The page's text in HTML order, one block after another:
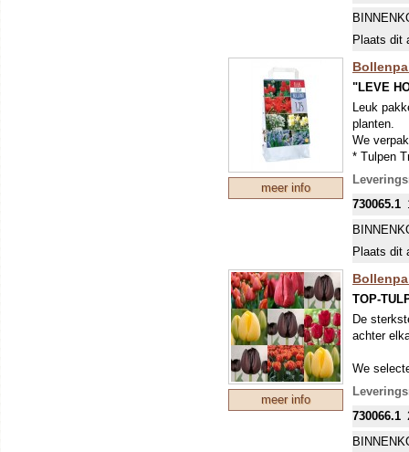
Plaats dit
meer info
"LEVE
Leuk
planten.
We
* Tulpen
* Tulipa
* Allium
*
* Muscari
730065.1
Plaats dit
meer info
TOP-
De
achter
We
Golden
Ad
730066.1